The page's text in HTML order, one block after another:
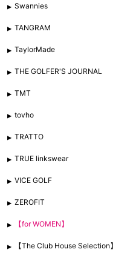
Swannies
TANGRAM
TaylorMade
THE GOLFER'S JOURNAL
TMT
tovho
TRATTO
TRUE linkswear
VICE GOLF
ZEROFIT
【for WOMEN】
【The Club House Selection】